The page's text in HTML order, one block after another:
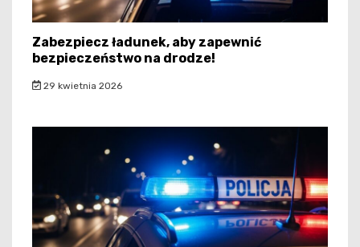
Zabezpiecz ładunek, aby zapewnić
bezpieczeństwo na drodze!
29 kwietnia 2026